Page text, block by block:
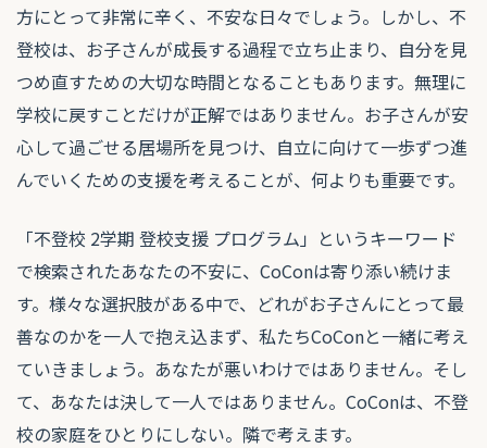
方にとって非常に辛く、不安な日々でしょう。しかし、不
登校は、お子さんが成長する過程で立ち止まり、自分を見
つめ直すための大切な時間となることもあります。無理に
学校に戻すことだけが正解ではありません。お子さんが安
心して過ごせる居場所を見つけ、自立に向けて一歩ずつ進
んでいくための支援を考えることが、何よりも重要です。
「不登校 2学期 登校支援 プログラム」というキーワード
で検索されたあなたの不安に、CoConは寄り添い続けま
す。様々な選択肢がある中で、どれがお子さんにとって最
善なのかを一人で抱え込まず、私たちCoConと一緒に考え
ていきましょう。あなたが悪いわけではありません。そし
て、あなたは決して一人ではありません。CoConは、不登
校の家庭をひとりにしない。隣で考えます。